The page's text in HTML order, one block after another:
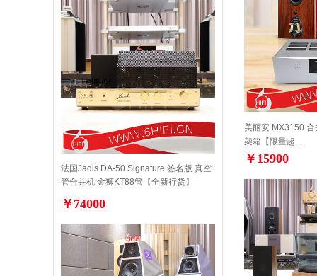
法国Jadis DA-50 Signature 签名版 真空
管合并机 金狮KT88管【全新行货】
￥74000
美丽安 MX3150
架箱【限量超…
￥15900